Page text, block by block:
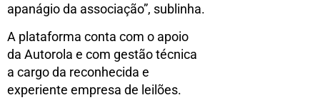
apanágio da associação”, sublinha.
A plataforma conta com o apoio
da Autorola e com gestão técnica
a cargo da reconhecida e
experiente empresa de leilões.